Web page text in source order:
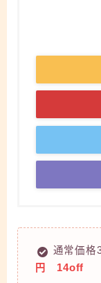
通常価
円 14off